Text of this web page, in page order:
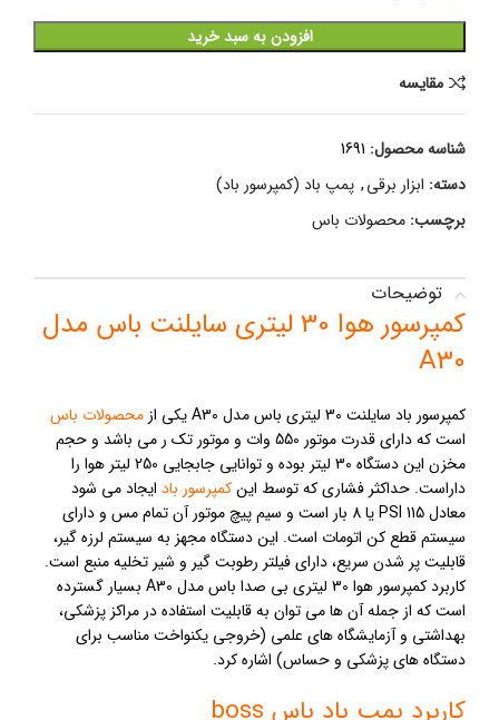
افزودن به سبد خرید
مقایسه
شناسه محصول: 1691
دسته: ابزار برقی, پمپ باد (کمپرسور باد)
برچسب: محصولات باس
توضیحات
کمپرسور هوا 30 لیتری سایلنت باس مدل
A30
کمپرسور باد سایلنت 30 لیتری باس مدل A30 یکی از
محصولات باس
است که دارای قدرت موتور 550 وات و موتور تک ر می باشد و حجم
مخزن این دستگاه 30 لیتر بوده و توانایی جابجایی 250 لیتر هوا را
داراست. حداکثر فشاری که توسط اینکمپرسور باد ایجاد می شود
معادل 115 PSI یا 8 بار است و سیم پیچ موتور آن تمام مس و دارای
سیستم قطع کن اتومات است. این دستگاه مجهز به سیستم لرزه گیر،
قابلیت پر شدن سریع، دارای فیلتر رطوبت گیر و شیر تخلیه منبع است.
کاربرد کمپرسور هوا 30 لیتری بی صدا باس مدل A30 بسیار گسترده
است که از جمله آن ها می توان به قابلیت استفاده در مراکز پزشکی،
بهداشتی و آزمایشگاه های علمی (خروجی یکنواخت مناسب برای
دستگاه های پزشکی و حساس) اشاره کرد.
کاربرد پمپ باد باس boss